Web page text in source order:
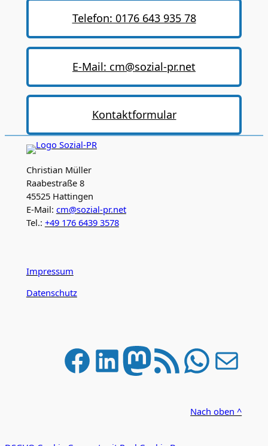
Telefon: 0176 643 935 78
E-Mail: cm@sozial-pr.net
Kontaktformular
Christian Müller
Raabestraße 8
45525 Hattingen
E-Mail: cm@sozial-pr.net
Tel.: +49 176 6439 3578
Impressum
Datenschutz
Facebook LinkedIn Mastodon RSS-Feed WhatsApp E-Mail
Nach oben ^